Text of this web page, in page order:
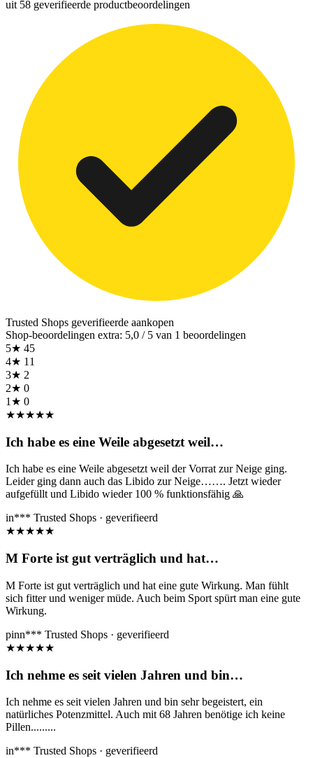
uit 58 geverifieerde productbeoordelingen
Trusted Shops geverifieerde aankopen
Shop-beoordelingen extra: 5,0 / 5 van 1 beoordelingen
5★ 45
4★ 11
3★ 2
2★ 0
1★ 0
★★★★★
Ich habe es eine Weile abgesetzt weil…
Ich habe es eine Weile abgesetzt weil der Vorrat zur Neige ging.
Leider ging dann auch das Libido zur Neige……. Jetzt wieder
aufgefüllt und Libido wieder 100 % funktionsfähig 🙏
in*** Trusted Shops · geverifieerd
★★★★★
M Forte ist gut verträglich und hat…
M Forte ist gut verträglich und hat eine gute Wirkung. Man fühlt
sich fitter und weniger müde. Auch beim Sport spürt man eine gute
Wirkung.
pinn*** Trusted Shops · geverifieerd
★★★★★
Ich nehme es seit vielen Jahren und bin…
Ich nehme es seit vielen Jahren und bin sehr begeistert, ein
natürliches Potenzmittel. Auch mit 68 Jahren benötige ich keine
Pillen.........
in*** Trusted Shops · geverifieerd